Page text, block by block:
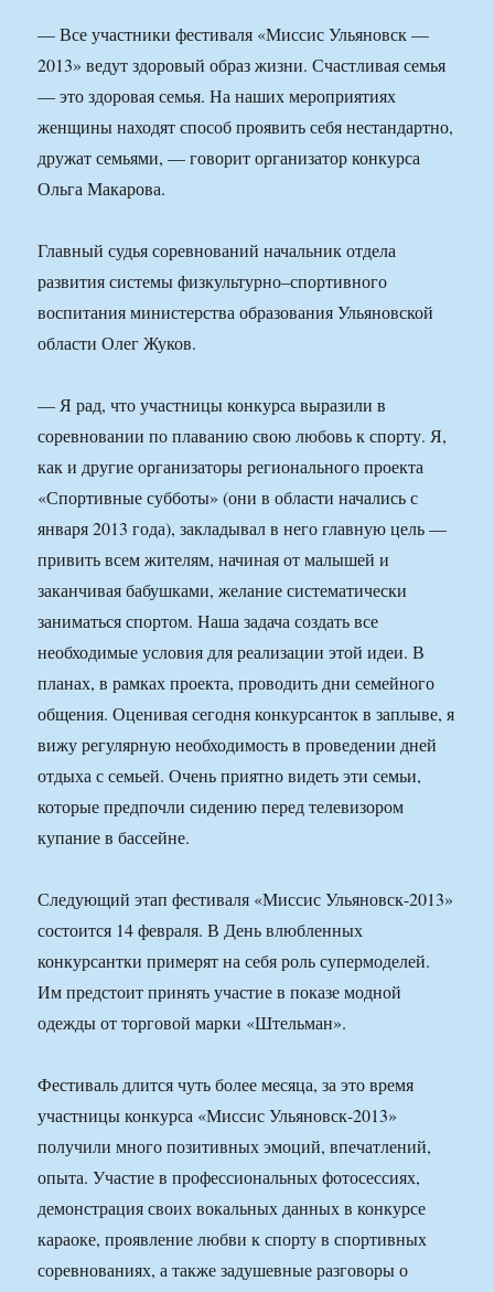
— Все участники фестиваля «Миссис Ульяновск —
2013» ведут здоровый образ жизни. Счастливая семья
— это здоровая семья. На наших мероприятиях
женщины находят способ проявить себя нестандартно,
дружат семьями, — говорит организатор конкурса
Ольга Макарова.
Главный судья соревнований начальник отдела
развития системы физкультурно–спортивного
воспитания министерства образования Ульяновской
области Олег Жуков.
— Я рад, что участницы конкурса выразили в
соревновании по плаванию свою любовь к спорту. Я,
как и другие организаторы регионального проекта
«Спортивные субботы» (они в области начались с
января 2013 года), закладывал в него главную цель —
привить всем жителям, начиная от малышей и
заканчивая бабушками, желание систематически
заниматься спортом. Наша задача создать все
необходимые условия для реализации этой идеи. В
планах, в рамках проекта, проводить дни семейного
общения. Оценивая сегодня конкурсанток в заплыве, я
вижу регулярную необходимость в проведении дней
отдыха с семьей. Очень приятно видеть эти семьи,
которые предпочли сидению перед телевизором
купание в бассейне.
Следующий этап фестиваля «Миссис Ульяновск-2013»
состоится 14 февраля. В День влюбленных
конкурсантки примерят на себя роль супермоделей.
Им предстоит принять участие в показе модной
одежды от торговой марки «Штельман».
Фестиваль длится чуть более месяца, за это время
участницы конкурса «Миссис Ульяновск-2013»
получили много позитивных эмоций, впечатлений,
опыта. Участие в профессиональных фотосессиях,
демонстрация своих вокальных данных в конкурсе
караоке, проявление любви к спорту в спортивных
соревнованиях, а также задушевные разговоры о